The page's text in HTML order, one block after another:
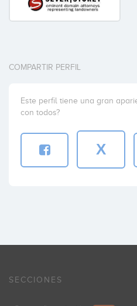
COMPARTIR PERFIL
Este perfil tiene una gran
con todos?
X
SECCIONES